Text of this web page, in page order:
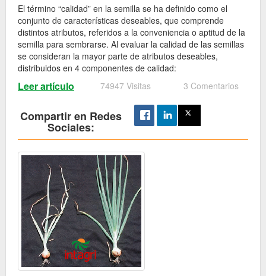
El término “calidad” en la semilla se ha definido como el
conjunto de características deseables, que comprende
distintos atributos, referidos a la conveniencia o aptitud de la
semilla para sembrarse. Al evaluar la calidad de las semillas
se consideran la mayor parte de atributos deseables,
distribuidos en 4 componentes de calidad:
Leer artículo 74947 Visitas 3 Comentarios
Compartir en Redes
Sociales: